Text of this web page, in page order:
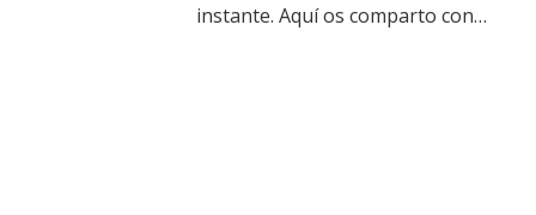
instante. Aquí os comparto con…